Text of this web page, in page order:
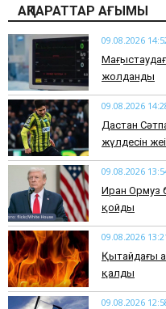
АҚПАРАТТАР АҒЫМЫ
09.08.2026
жолданды
09.08.2026
Дастан
жүлдесін
09.08.2026
Иран Ормуз
қойды
09.08.2026
Қытайдағы
қалды
09.08.2026